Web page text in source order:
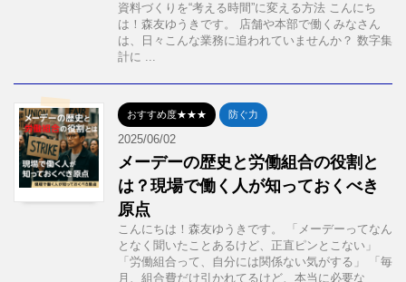
資料づくりを“考える時間”に変える方法 こんにち
は！森友ゆうきです。 店舗や本部で働くみなさん
は、日々こんな業務に追われていませんか？ 数字集
計に ...
おすすめ度★★★ 防ぐ力
2025/06/02
メーデーの歴史と労働組合の役割と
は？現場で働く人が知っておくべき
原点
こんにちは！森友ゆうきです。 「メーデーってなん
となく聞いたことあるけど、正直ピンとこない」
「労働組合って、自分には関係ない気がする」 「毎
月、組合費だけ引かれてるけど、本当に必要な